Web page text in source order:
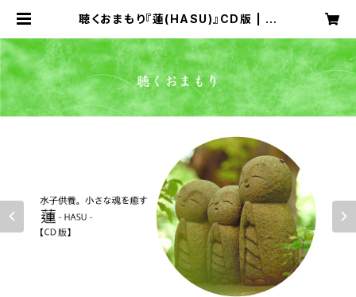
聴くおまもり『蓮(HASU)』CD版 | の
が提案する全く新しい健康へのアプロ
ーチ